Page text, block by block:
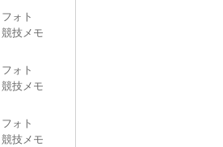
フォト
競技メモ
フォト
競技メモ
フォト
競技メモ